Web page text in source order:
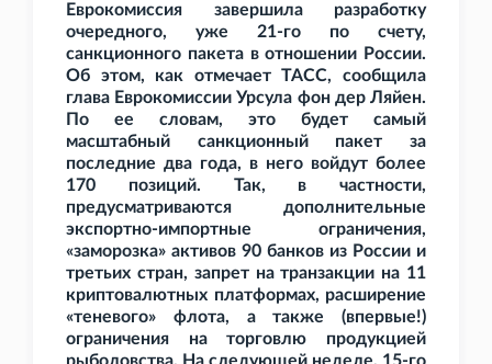
Еврокомиссия завершила разработку
очередного, уже 21-го по счету,
санкционного пакета в отношении России.
Об этом, как отмечает ТАСС, сообщила
глава Еврокомиссии Урсула фон дер Ляйен.
По ее словам, это будет самый
масштабный санкционный пакет за
последние два года, в него войдут более
170 позиций. Так, в частности,
предусматриваются дополнительные
экспортно-импортные ограничения,
«заморозка» активов 90 банков из России и
третьих стран, запрет на транзакции на 11
криптовалютных платформах, расширение
«теневого» флота, а также (впервые!)
ограничения на торговлю продукцией